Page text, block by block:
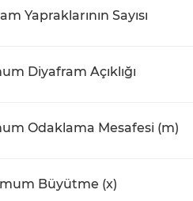
Yapraklarının Sayısı
Diyafram Açıklığı
Odaklama Mesafesi (m)
Büyütme (x)